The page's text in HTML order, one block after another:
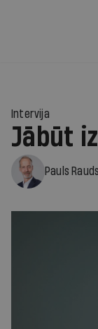
Intervija
Jābūt
Pauls